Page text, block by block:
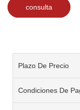
consulta
Plazo De Precio
Condiciones De